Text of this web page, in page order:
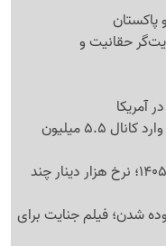
پاکستان
حقانیت و
آمریکا
رکوردشکنی تاریخی بورس؛ شاخص کل وارد کانال 5.5 میلیون
قیمت دینار عراق امروز شنبه 17 مرداد 1405؛ نرخ هزار دینار چند
شدن؛ فیلم جنایت برای